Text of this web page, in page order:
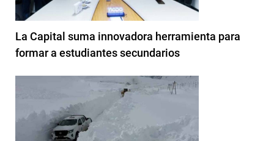
La Capital suma innovadora herramienta para
formar a estudiantes secundarios